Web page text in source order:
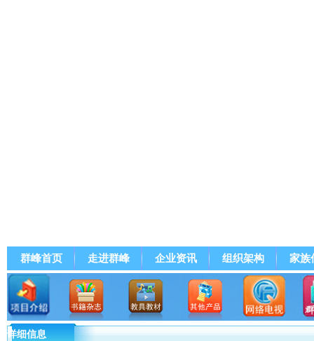
群峰首页 走进群峰 企业资讯 组织架构 家族
群峰直播
详细信息